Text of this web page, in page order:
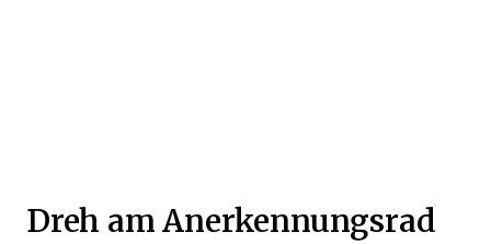
Dreh am Anerkennungsrad